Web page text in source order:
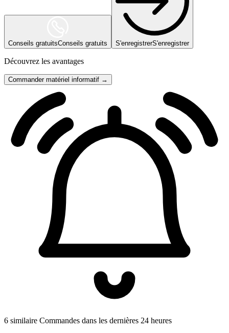
Conseils gratuitsConseils gratuits S'enregistrerS'enregistrer
Découvrez les avantages
Commander matériel informatif →
6 similaire Commandes dans les dernières 24 heures